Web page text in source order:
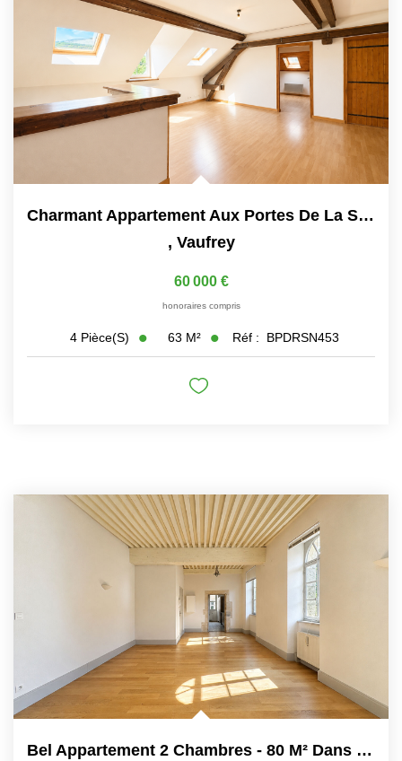
Charmant Appartement Aux Portes De La Suisse - Dernier...
, Vaufrey
60 000 €
honoraires compris
4 Pièce(s) 63 M² Réf : BPDRSN453
Bel Appartement 2 Chambres - 80 M² Dans Résidence Sécurisée...